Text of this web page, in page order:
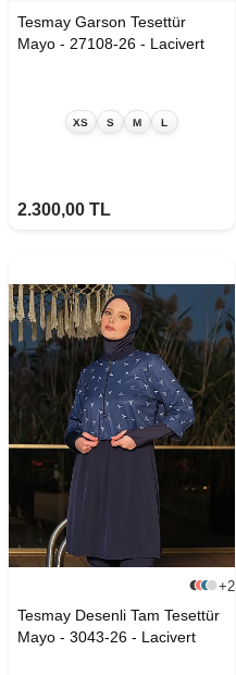
Tesmay Garson Tesettür
Mayo - 27108-26 - Lacivert
XS S M L
2.300,00 TL
+2
Tesmay Desenli Tam Tesettür
Mayo - 3043-26 - Lacivert